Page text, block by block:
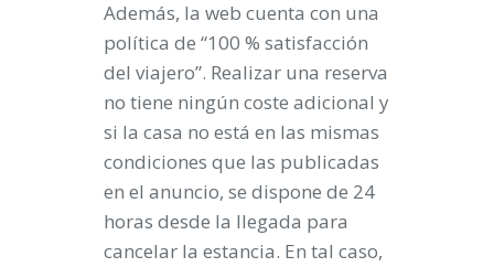
Además, la web cuenta con una
política de “100 % satisfacción
del viajero”. Realizar una reserva
no tiene ningún coste adicional y
si la casa no está en las mismas
condiciones que las publicadas
en el anuncio, se dispone de 24
horas desde la llegada para
cancelar la estancia. En tal caso,